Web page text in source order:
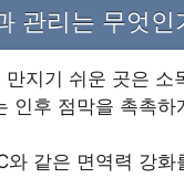
관리는 무엇인
지기 쉬운 곳은 소
인후 점막을 촉촉
같은 면역력 강